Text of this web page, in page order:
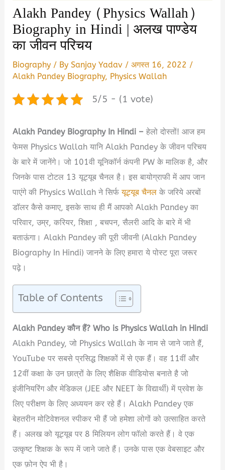
Alakh Pandey (Physics Wallah)
Biography in Hindi | अलख पाण्डेय
का जीवन परिचय
Biography / BySanjay Yadav /अगस्त 16, 2022 /
Alakh Pandey Biography, Physics Wallah
5/5 - (1 vote)
Alakh Pandey Biography In Hindi – हेलो दोस्तों! आज हम
फेमस Physics Wallah यानि Alakh Pandey के जीवन परिचय
के बारे में जानेंगे। जो 101वी यूनिकॉर्न कंपनी PW के मालिक है, और
जिनके पास टोटल 13 यूट्यूब चैनल है। इस बायोग्राफी में आप जान
पाएंगे की Physics Wallah ने सिर्फयूट्यूब चैनल के जरिये अरबों
डॉलर कैसे कमाए, इसके साथ ही मैं आपको Alakh Pandey का
परिवार, उम्र, करियर, शिक्षा , बचपन, सैलरी आदि के बारे में भी
बताऊंगा। Alakh Pandey की पूरी जीवनी (Alakh Pandey
Biography In Hindi) जानने के लिए हमारा ये पोस्ट पूरा जरूर
पढ़े।
Table of Contents
Alakh Pandey कौन हैं? Who is Physics Wallah in Hindi
Alakh Pandey, जो Physics Wallah के नाम से जाने जाते हैं,
YouTube पर सबसे प्रसिद्ध शिक्षकों में से एक हैं। वह 11वीं और
12वीं कक्षा के उन छात्रों के लिए शैक्षिक वीडियोस बनाते है जो
इंजीनियरिंग और मेडिकल (JEE और NEET के विद्यार्थी) में प्रवेश के
लिए परीक्षण के लिए अध्ययन कर रहे हैं। Alakh Pandey एक
बेहतरीन मोटिवेशनल स्पीकर भी हैं जो हमेशा लोगों को उत्साहित करते
हैं। अलख को यूट्यूब पर 8 मिलियन लोग फॉलो करते हैं। वे एक
उत्कृष्ट शिक्षक के रूप में जाने जाते हैं। उनके पास एक वेबसाइट और
एक फ़ोन ऐप भी है।